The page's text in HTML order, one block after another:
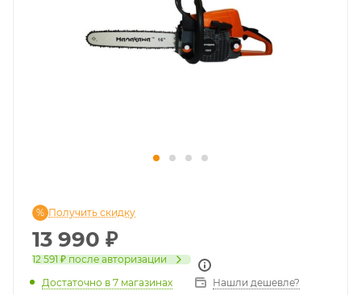
13 990 ₽
12 591 ₽ после авторизации
Получить скидку
Достаточно в 7 магазинах Нашли дешевле?